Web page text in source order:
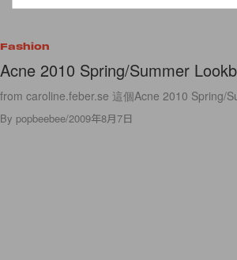
Fashion
Acne 2010 Spring/Summer
from caroline.feber.se 這個Acne 2010 Spring/
By popbeebee/2009年8月7日